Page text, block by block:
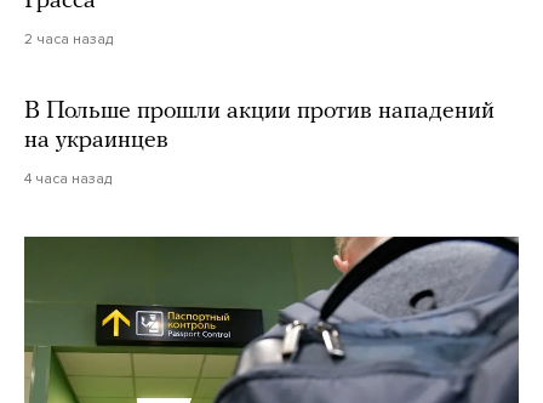
2 часа назад
В Польше прошли акции против нападений
на украинцев
4 часа назад